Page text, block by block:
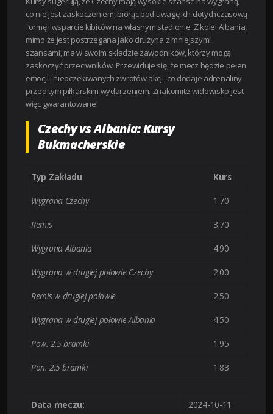
co nie jest zaskoczeniem, biorąc pod uwagę ich dotychczasową
formę i wsparcie kibiców na własnym stadionie. Z kolei Albania,
mimo że jest postrzegana jako drużyna z mniejszymi
szansami, ma w swoim składzie zawodników, którzy mogą
zaskoczyć przeciwników. Przewiduje się, że mecz będzie pełen
emocji i nieoczekiwanych zwrotów akcji, co dodaje adrenaliny
przed tym piłkarskim wydarzeniem. Znakomite widowisko jest
więc gwarantowane!
Czechy vs Albania: Kursy
Bukmacherskie
Typ Zakładu Kurs
Wygrana Czechy 1.70
Remis 3.70
Wygrana Albania 4.90
Wygrana w drugiej połowie Czechy 2.00
Remis w drugiej połowie 2.50
Wygrana w drugiej połowie Albania 4.50
Pow. 2.5 bramki 1.95
Pon. 2.5 bramki 1.83
Data meczu: 2024-10-11